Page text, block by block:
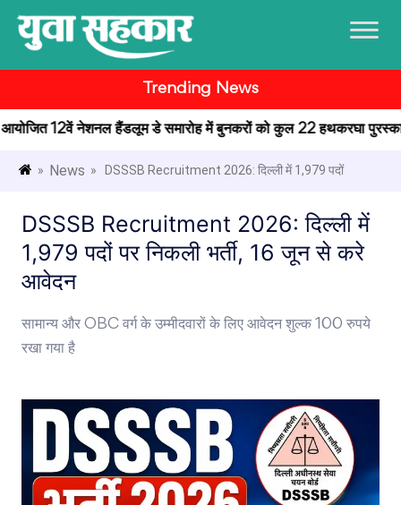
Trending News
12वें नेशनल हैंडलूम डे समारोह में बुनकरों को कुल 22 हथकरघा पुरस्कार
» News » DSSSB Recruitment 2026: दिल्ली में 1,979 पदों
DSSSB Recruitment 2026: दिल्ली में
1,979 पदों पर निकली भर्ती, 16 जून से करे
आवेदन
सामान्य और OBC वर्ग के उम्मीदवारों के लिए आवेदन शुल्क 100 रुपये
रखा गया है